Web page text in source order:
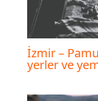
İzmir –
yerler ve